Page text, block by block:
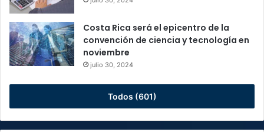
Costa Rica será el epicentro de la
convención de ciencia y tecnología en
noviembre
julio 30, 2024
Todos (601)